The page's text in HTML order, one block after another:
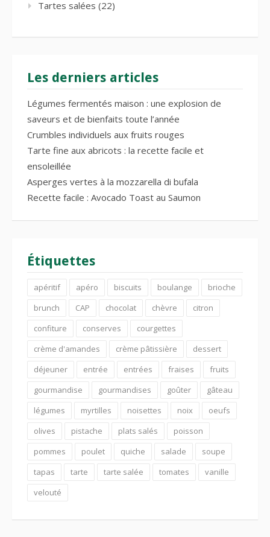
Tartes salées (22)
Les derniers articles
Légumes fermentés maison : une explosion de
saveurs et de bienfaits toute l’année
Crumbles individuels aux fruits rouges
Tarte fine aux abricots : la recette facile et
ensoleillée
Asperges vertes à la mozzarella di bufala
Recette facile : Avocado Toast au Saumon
Étiquettes
apéritif apéro biscuits boulange
brioche
brunch
CAP chocolat chèvre
citron
confiture
conserves
courgettes
crème d'amandes
crème pâtissière
dessert
déjeuner
entrée entrées fraises
fruits
gourmandise
gourmandises goûter
gâteau
légumes
myrtilles noisettes noix
oeufs
olives
pistache plats salés
poisson
pommes
poulet quiche salade
soupe
tapas
tarte tarte salée tomates
vanille
velouté